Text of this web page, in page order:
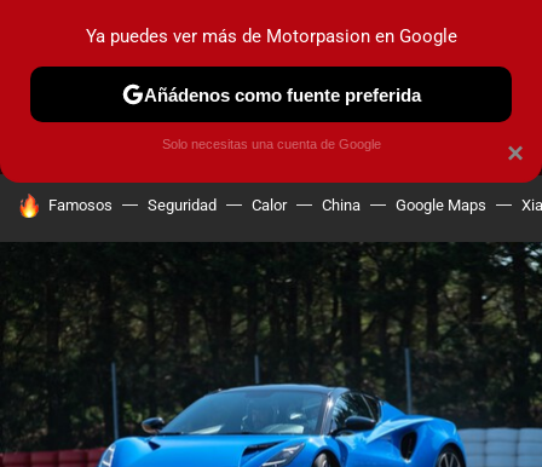
MENÚ NUEVO
COCHES ELÉCTRICOS OBSERVATORIO
HOY SE HABLA DE
Famosos Seguridad Calor China Google Maps
×
Ya puedes ver más de Motorpasion en Google
Añádenos como fuente preferida
Solo necesitas una cuenta de Google